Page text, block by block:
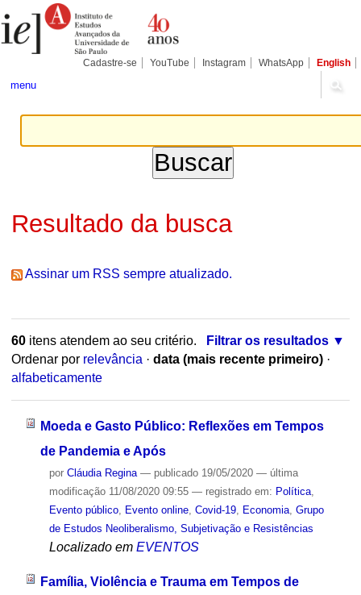
para
conteúdo.
Pessoais
Cadastre-se YouTube Instagram WhatsApp English
menu
Resultado da busca
Assinar um RSS sempre atualizado.
60itens atendem ao seu critério.
Filtrar os resultados
Ordenar por relevância · data (mais recente primeiro) ·
alfabeticamente
Moeda e Gasto Público: Reflexões em Tempos
de Pandemia e Após
por Cláudia Regina — publicado19/05/2020 — última
modificação11/08/2020 09:55 — registrado em: Política,
Evento público, Evento online, Covid-19, Economia, Grupo
de Estudos Neoliberalismo, Subjetivação e Resistências
Localizado em EVENTOS
Família, Violência e Trauma em Tempos de